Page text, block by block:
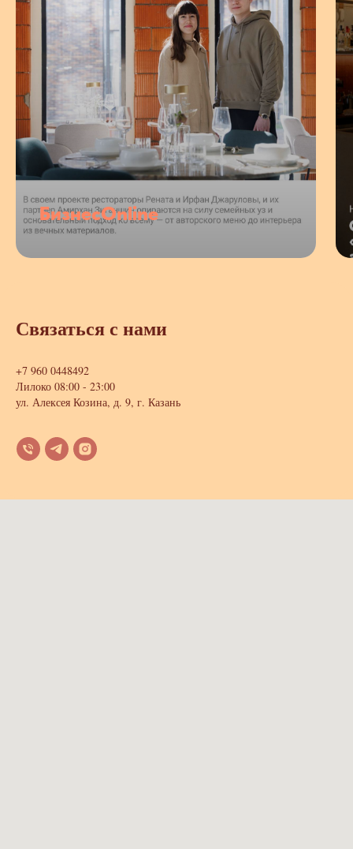
БизнесOnline
Связаться с нами
+7 960 0448492
Лилоко 08:00 - 23:00
ул. Алексея Козина, д. 9, г. Казань